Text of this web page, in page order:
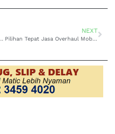
Matic Bandung Solusi Performa
NEXT
Pilihan Tepat Jasa Overhaul Mobil Avanza Matic Bandung